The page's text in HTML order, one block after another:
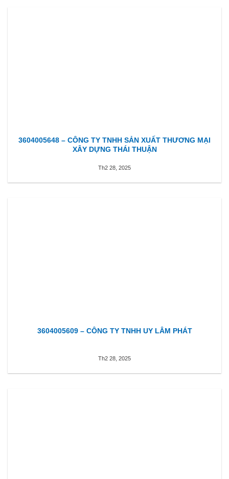
3604005648 – CÔNG TY TNHH SẢN XUẤT THƯƠNG MẠI
XÂY DỰNG THÁI THUẬN
Th2 28, 2025
3604005609 – CÔNG TY TNHH UY LÂM PHÁT
Th2 28, 2025